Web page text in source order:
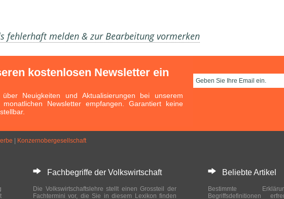
fehlerhaft melden & zur Bearbeitung vormerken
kostenlosen Newsletter ein
Neuigkeiten und Aktualisierungen bei unserem
Newsletter empfangen. Garantiert keine
Konzernobergesellschaft
Fachbegriffe der Volkswirtschaft
Die Volkswirtschaftslehre stellt einen Grossteil der
Fachtermini vor, die Sie in diesem Lexikon finden
Beliebte Artikel
Bestimmte
Begriffsdefinitionen